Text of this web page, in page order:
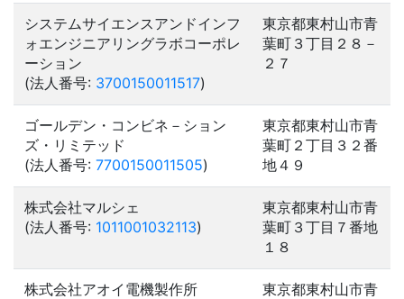
システムサイエンスアンドインフ
ォエンジニアリングラボコーポレ
ーション
(法人番号: 3700150011517)
東京都東村山市青
葉町３丁目２８－
２７
ゴールデン・コンビネ－ション
ズ・リミテッド
(法人番号: 7700150011505)
東京都東村山市青
葉町２丁目３２番
地４９
株式会社マルシェ
(法人番号: 1011001032113)
東京都東村山市青
葉町３丁目７番地
１８
株式会社アオイ電機製作所
東京都東村山市青